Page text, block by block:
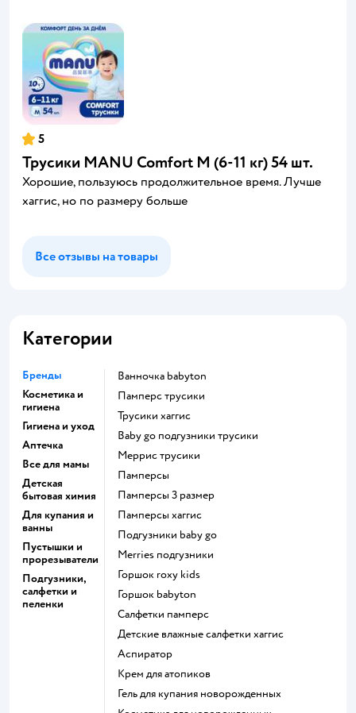
5
Трусики MANU Comfort M (6-11 кг) 54 шт.
Хорошие, пользуюсь продолжительное время. Лучше
хаггис, но по размеру больше
Все отзывы на товары
Категории
Бренды
Косметика и
гигиена
Гигиена и уход
Аптечка
Все для мамы
Детская
бытовая химия
Для купания и
ванны
Пустышки и
прорезыватели
Подгузники,
салфетки и
пеленки
ванночка babyton
памперс трусики
трусики хаггис
baby go подгузники трусики
меррис трусики
памперсы
памперсы 3 размер
памперсы хаггис
подгузники baby go
merries подгузники
горшок roxy kids
горшок babyton
салфетки памперс
детские влажные салфетки хаггис
аспиратор
крем для атопиков
гель для купания новорожденных